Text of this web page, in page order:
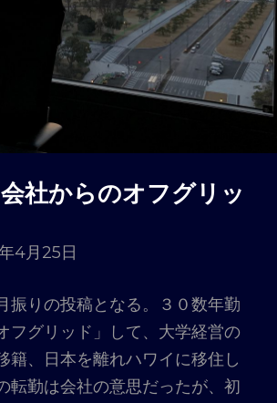
社からのオフグリッ
4月25日
振りの投稿となる。３０数年勤
フグリッド」して、大学経営の
籍、日本を離れハワイに移住し
転勤は会社の意思だったが、初